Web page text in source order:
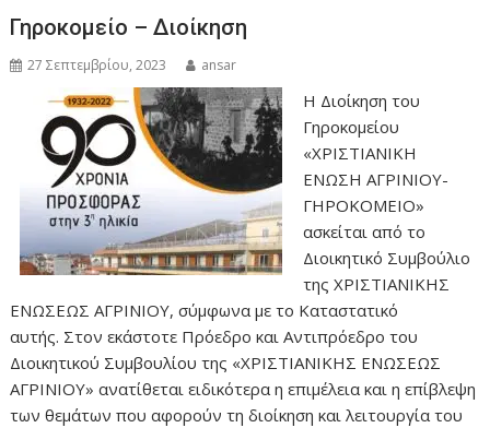
Γηροκομείο – Διοίκηση
27 Σεπτεμβρίου, 2023 ansar
Η Διοίκηση του
Γηροκομείου
«ΧΡΙΣΤΙΑΝΙΚΗ
ΕΝΩΣΗ ΑΓΡΙΝΙΟΥ-
ΓΗΡΟΚΟΜΕΙΟ»
ασκείται από το
Διοικητικό Συμβούλιο
της ΧΡΙΣΤΙΑΝΙΚΗΣ
ΕΝΩΣΕΩΣ ΑΓΡΙΝΙΟΥ, σύμφωνα με το Καταστατικό
αυτής. Στον εκάστοτε Πρόεδρο και Αντιπρόεδρο του
Διοικητικού Συμβουλίου της «ΧΡΙΣΤΙΑΝΙΚΗΣ ΕΝΩΣΕΩΣ
ΑΓΡΙΝΙΟΥ» ανατίθεται ειδικότερα η επιμέλεια και η επίβλεψη
των θεμάτων που αφορούν τη διοίκηση και λειτουργία του